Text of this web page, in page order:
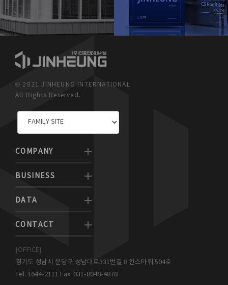
© 2021 JINHEUNG INTERNATIONAL
All Rights Reserved.
COMPANY
BUSINESS
DATA
CONTACT
[OFFICE]
경기도 성남시 분당구 성남대로331번길 8 킨스타워 504호
Tel. 1644-2111 Fax. 031-8048-4878